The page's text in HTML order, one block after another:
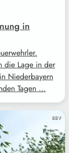
in
die Lage in der
Niederbayern
Tagen …
BBV